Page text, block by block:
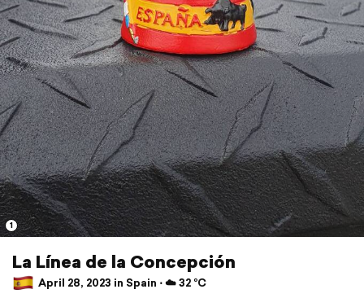
1
La Línea de la Concepción
April 28, 2023 in Spain ⋅ ☁️ 32 °C